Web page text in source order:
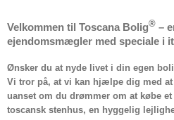
Velkommen til Toscana Bolig® –
ejendomsmægler med speciale i
Ønsker du at nyde livet i din egen
Vi tror på, at vi kan hjælpe dig med
uanset om du drømmer om at købe
toscansk stenhus, en hyggelig